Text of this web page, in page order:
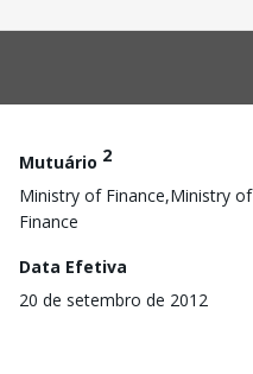
Mutuário 2
Ministry of Finance,Ministry of
Finance
Data Efetiva
20 de setembro de 2012